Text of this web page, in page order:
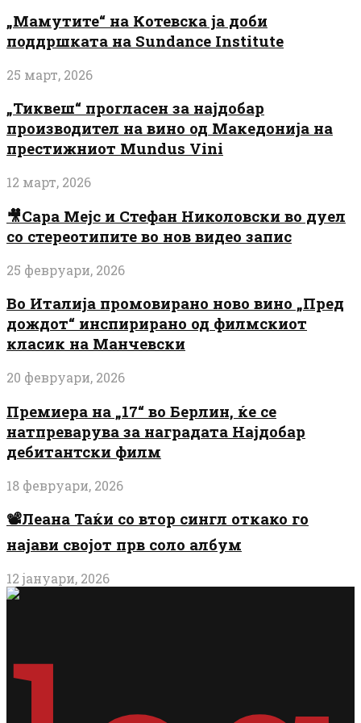
„Мамутите“ на Котевска ја доби
поддршката на Sundance Institute
25 март, 2026
„Тиквеш“ прогласен за најдобар
производител на вино од Македонија на
престижниот Mundus Vini
12 март, 2026
🎥Сара Мејс и Стефан Николовски во дуел
со стереотипите во нов видео запис
25 февруари, 2026
Во Италија промовирано ново вино „Пред
дождот“ инспирирано од филмскиот
класик на Манчевски
20 февруари, 2026
Премиера на „17“ во Берлин, ќе се
натпреварува за наградата Најдобар
дебитантски филм
18 февруари, 2026
📽️Леана Таќи со втор сингл откако го
најави својот прв соло албум
12 јануари, 2026